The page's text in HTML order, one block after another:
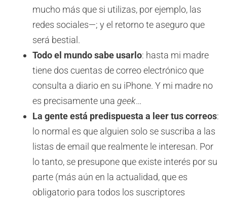
mucho más que si utilizas, por ejemplo, las
redes sociales—; y el retorno te aseguro que
será bestial.
Todo el mundo sabe usarlo: hasta mi madre
tiene dos cuentas de correo electrónico que
consulta a diario en su iPhone. Y mi madre no
es precisamente una geek…
La gente está predispuesta a leer tus correos:
lo normal es que alguien solo se suscriba a las
listas de email que realmente le interesan. Por
lo tanto, se presupone que existe interés por su
parte (más aún en la actualidad, que es
obligatorio para todos los suscriptores